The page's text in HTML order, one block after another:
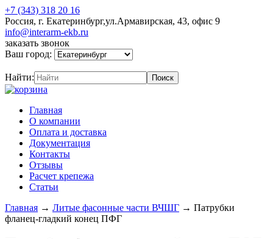
+7 (343) 318 20 16
Россия, г. Екатеринбург,ул.Армавирская, 43, офис 9
info@interarm-ekb.ru
заказать звонок
Ваш город:
Найти:
Главная
О компании
Оплата и доставка
Документация
Контакты
Отзывы
Расчет крепежа
Статьи
Главная → Литые фасонные части ВЧШГ → Патрубки
фланец-гладкий конец ПФГ